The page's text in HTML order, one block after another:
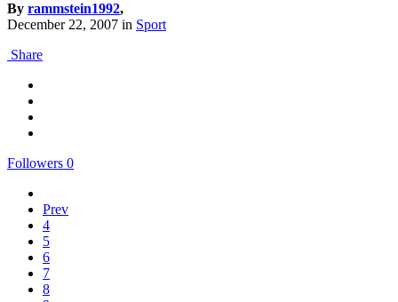
By rammstein1992,
December 22, 2007 in Sport
Share
Followers 0
Prev
4
5
6
7
8